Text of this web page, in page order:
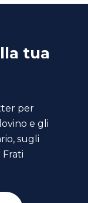
tua
per
e gli
sugli